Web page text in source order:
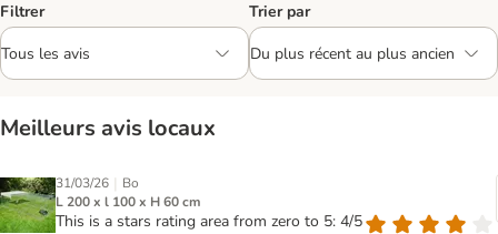
Filtrer Trier par
Meilleurs avis locaux
31/03/26 | Bo
L 200 x l 100 x H 60 cm
This is a stars rating area from zero to 5: 4/5